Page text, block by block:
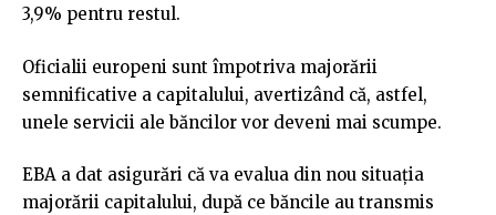
3,9% pentru restul.
Oficialii europeni sunt împotriva majorării
semnificative a capitalului, avertizând că, astfel,
unele servicii ale băncilor vor deveni mai scumpe.
EBA a dat asigurări că va evalua din nou situaţia
majorării capitalului, după ce băncile au transmis